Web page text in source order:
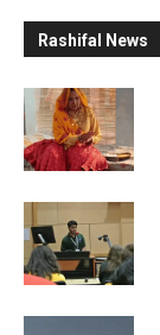
Rashifal News